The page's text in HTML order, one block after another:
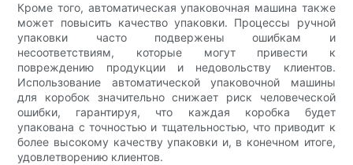
Кроме того, автоматическая упаковочная машина также
может повысить качество упаковки. Процессы ручной
упаковки часто подвержены ошибкам и
несоответствиям, которые могут привести к
повреждению продукции и недовольству клиентов.
Использование автоматической упаковочной машины
для коробок значительно снижает риск человеческой
ошибки, гарантируя, что каждая коробка будет
упакована с точностью и тщательностью, что приводит к
более высокому качеству упаковки и, в конечном итоге,
удовлетворению клиентов.